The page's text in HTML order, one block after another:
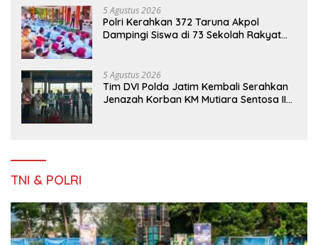
5 Agustus 2026
Polri Kerahkan 372 Taruna Akpol
Dampingi Siswa di 73 Sekolah Rakyat
5 Agustus 2026
Tim DVI Polda Jatim Kembali Serahkan
Jenazah Korban KM Mutiara Sentosa II
TNI & POLRI